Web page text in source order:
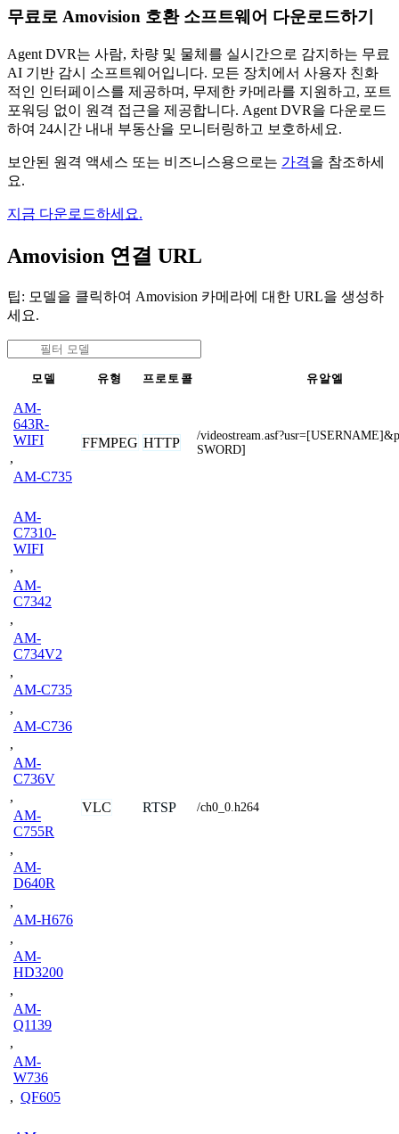
무료로 Amovision 호환 소프트웨어 다운로드하기
Agent DVR는 사람, 차량 및 물체를 실시간으로 감지하는 무료
AI 기반 감시 소프트웨어입니다. 모든 장치에서 사용자 친화
적인 인터페이스를 제공하며, 무제한 카메라를 지원하고, 포트
포워딩 없이 원격 접근을 제공합니다. Agent DVR을 다운로드
하여 24시간 내내 부동산을 모니터링하고 보호하세요.
보안된 원격 액세스 또는 비즈니스용으로는 가격을 참조하세
요.
지금 다운로드하세요.
Amovision 연결 URL
팁: 모델을 클릭하여 Amovision 카메라에 대한 URL을 생성하
세요.
모델 유형 프로토콜 유알엘
AM-
643R-
WIFI
,
AM-C735
FFMPEG HTTP
/
SWORD]
AM-
C7310-
WIFI
,
AM-
C7342
,
AM-
C734V2
,
AM-C735
,
AM-C736
,
AM-
C736V
,
AM-
C755R
,
AM-
D640R
,
AM-H676
,
AM-
HD3200
,
AM-
Q1139
,
AM-
W736
, QF605
VLC RTSP /ch0_0.h264